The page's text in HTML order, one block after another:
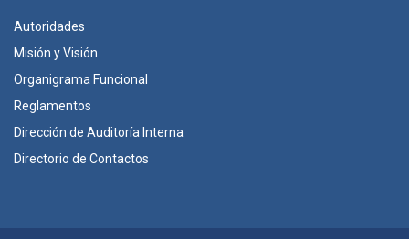
Autoridades
Misión y Visión
Organigrama Funcional
Reglamentos
Dirección de Auditoría Interna
Directorio de Contactos